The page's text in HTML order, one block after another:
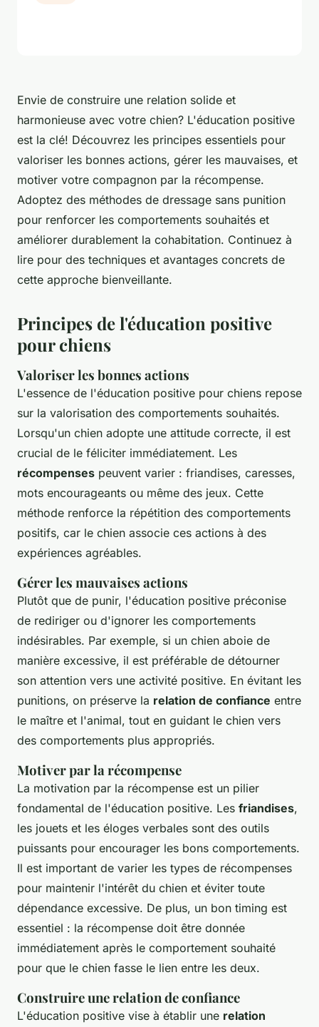
Envie de construire une relation solide et
harmonieuse avec votre chien? L'éducation positive
est la clé! Découvrez les principes essentiels pour
valoriser les bonnes actions, gérer les mauvaises, et
motiver votre compagnon par la récompense.
Adoptez des méthodes de dressage sans punition
pour renforcer les comportements souhaités et
améliorer durablement la cohabitation. Continuez à
lire pour des techniques et avantages concrets de
cette approche bienveillante.
Principes de l'éducation positive
pour chiens
Valoriser les bonnes actions
L'essence de l'éducation positive pour chiens repose
sur la valorisation des comportements souhaités.
Lorsqu'un chien adopte une attitude correcte, il est
crucial de le féliciter immédiatement. Les
récompenses peuvent varier : friandises, caresses,
mots encourageants ou même des jeux. Cette
méthode renforce la répétition des comportements
positifs, car le chien associe ces actions à des
expériences agréables.
Gérer les mauvaises actions
Plutôt que de punir, l'éducation positive préconise
de rediriger ou d'ignorer les comportements
indésirables. Par exemple, si un chien aboie de
manière excessive, il est préférable de détourner
son attention vers une activité positive. En évitant les
punitions, on préserve la relation de confiance entre
le maître et l'animal, tout en guidant le chien vers
des comportements plus appropriés.
Motiver par la récompense
La motivation par la récompense est un pilier
fondamental de l'éducation positive. Les friandises,
les jouets et les éloges verbales sont des outils
puissants pour encourager les bons comportements.
Il est important de varier les types de récompenses
pour maintenir l'intérêt du chien et éviter toute
dépendance excessive. De plus, un bon timing est
essentiel : la récompense doit être donnée
immédiatement après le comportement souhaité
pour que le chien fasse le lien entre les deux.
Construire une relation de confiance
L'éducation positive vise à établir une relation